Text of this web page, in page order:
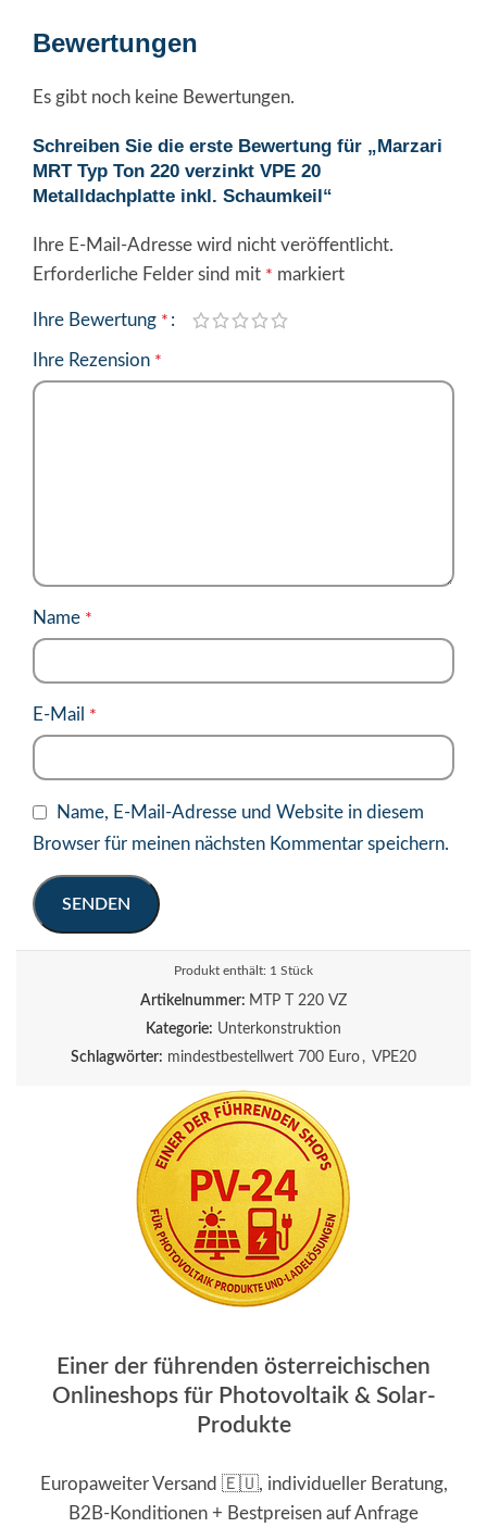
Bewertungen
Es gibt noch keine Bewertungen.
Schreiben Sie die erste Bewertung für „Marzari
MRT Typ Ton 220 verzinkt VPE 20
Metalldachplatte inkl. Schaumkeil“
Ihre E-Mail-Adresse wird nicht veröffentlicht.
Erforderliche Felder sind mit * markiert
Ihre Bewertung *
Ihre Rezension *
Name *
E-Mail *
Name, E-Mail-Adresse und Website in diesem
Browser für meinen nächsten Kommentar speichern.
Alternative:
Produkt enthält: 1 Stück
Artikelnummer: MTP T 220 VZ
Kategorie: Unterkonstruktion
Schlagwörter: mindestbestellwert 700 Euro , VPE20
Einer der führenden österreichischen
Onlineshops für Photovoltaik & Solar-
Produkte
Europaweiter Versand 🇪🇺, individueller Beratung,
B2B-Konditionen + Bestpreisen auf Anfrage